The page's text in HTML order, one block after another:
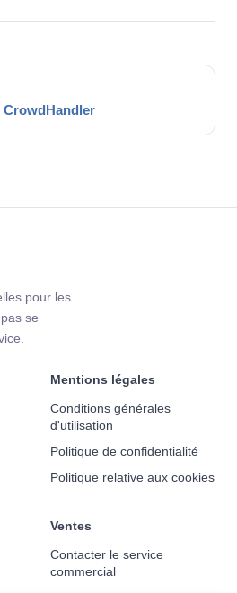
pour les
se
Mentions légales
Conditions générales
d'utilisation
Politique de confidentialité
Politique relative aux cookies
Ventes
Contacter le service
commercial